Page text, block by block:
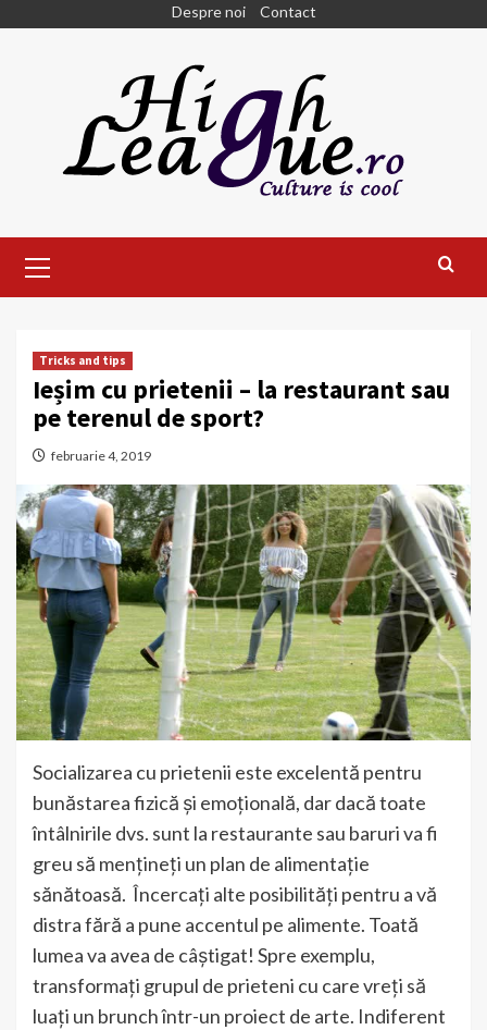
Despre noi Contact
Menu
Tricks and tips
Ieșim cu prietenii – la restaurant sau
pe terenul de sport?
februarie 4, 2019
Socializarea cu prietenii este excelentă pentru
bunăstarea fizică și emoțională, dar dacă toate
întâlnirile dvs. sunt la restaurante sau baruri va fi
greu să mențineți un plan de alimentație
sănătoasă. Încercați alte posibilități pentru a vă
distra fără a pune accentul pe alimente. Toată
lumea va avea de câștigat! Spre exemplu,
transformați grupul de prieteni cu care vreți să
luați un brunch într-un proiect de arte. Indiferent